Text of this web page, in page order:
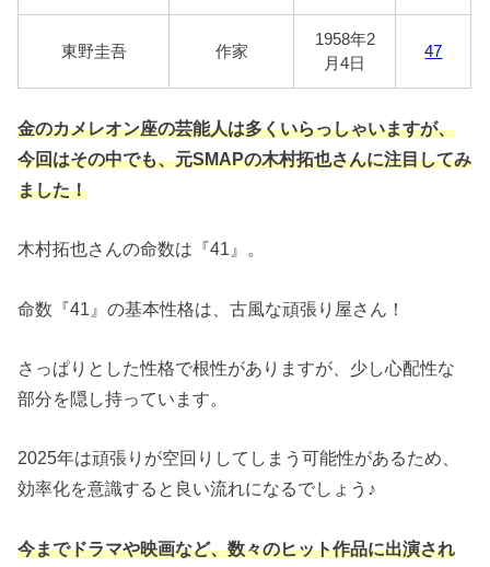
東野圭吾 作家
1958年2
月4日
47
金のカメレオン座の芸能人は多くいらっしゃいますが、
今回はその中でも、元SMAPの木村拓也さんに注目してみ
ました！
木村拓也さんの命数は『41』。
命数『41』の基本性格は、古風な頑張り屋さん！
さっぱりとした性格で根性がありますが、少し心配性な
部分を隠し持っています。
2025年は頑張りが空回りしてしまう可能性があるため、
効率化を意識すると良い流れになるでしょう♪
今までドラマや映画など、数々のヒット作品に出演され